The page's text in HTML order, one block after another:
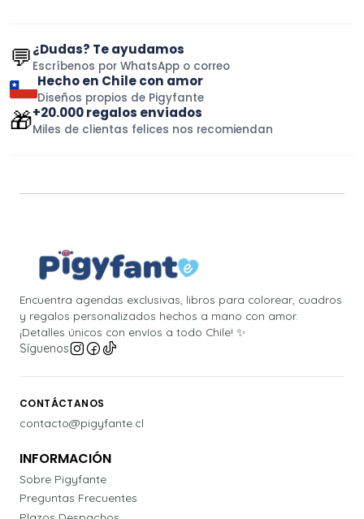
💬¿Dudas? Te ayudamos
Escríbenos por WhatsApp o correo
Hecho en Chile con amor
Diseños propios de Pigyfante
🎁+20.000 regalos enviados
Miles de clientas felices nos recomiendan
Encuentra agendas exclusivas, libros para colorear, cuadros
y regalos personalizados hechos a mano con amor.
¡Detalles únicos con envíos a todo Chile! ✨
Síguenos
CONTÁCTANOS
contacto@pigyfante.cl
INFORMACIÓN
Sobre Pigyfante
Preguntas Frecuentes